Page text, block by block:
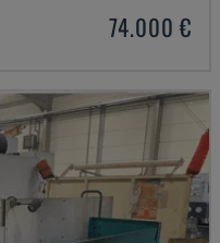
74.000 €